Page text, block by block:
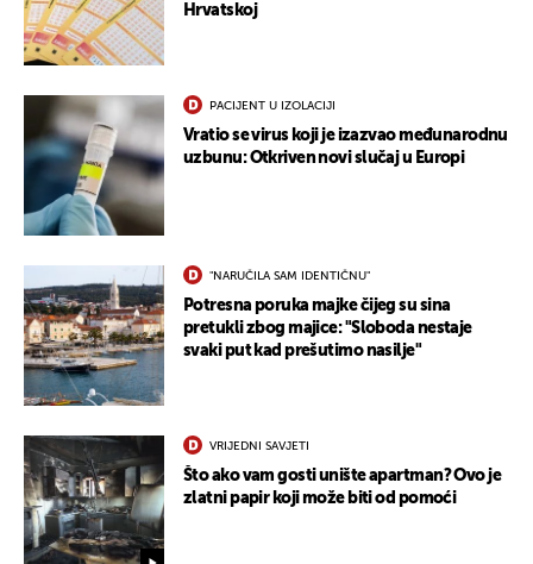
Hrvatskoj
PACIJENT U IZOLACIJI
Vratio se virus koji je izazvao međunarodnu
uzbunu: Otkriven novi slučaj u Europi
"NARUČILA SAM IDENTIČNU"
Potresna poruka majke čijeg su sina
pretukli zbog majice: "Sloboda nestaje
svaki put kad prešutimo nasilje"
VRIJEDNI SAVJETI
Što ako vam gosti unište apartman? Ovo je
zlatni papir koji može biti od pomoći